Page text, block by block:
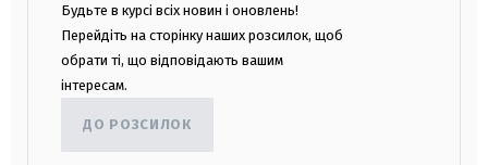
Будьте в курсі всіх новин і оновлень!
Перейдіть на сторінку наших розсилок, щоб
обрати ті, що відповідають вашим
інтересам.
ДО РОЗСИЛОК